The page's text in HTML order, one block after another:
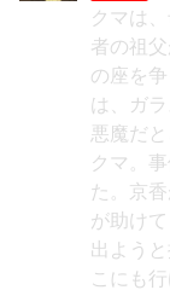
クマは
者の祖
の座を
は、ガ
悪魔だ
クマ。
た。京
が助け
出よう
こにも